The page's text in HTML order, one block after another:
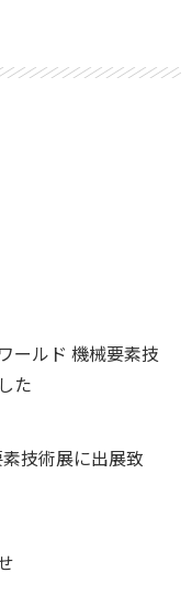
ールド 機械要素技
た
技術展に出展致